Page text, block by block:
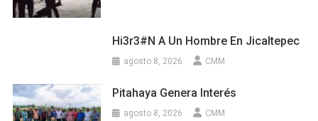
Hi3r3#n A Un Hombre En Jicaltepec
agosto 8, 2026 CMM
Pitahaya Genera Interés
agosto 8, 2026 CMM